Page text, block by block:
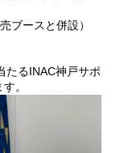
ブースと併設）
たるINAC神戸サポ
。